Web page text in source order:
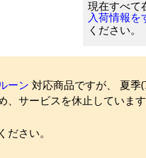
現在すべて
入荷情報を
ください。
ーン 対応商品ですが、 夏季
サービスを休止しています
ださい。